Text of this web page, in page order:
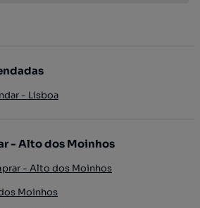
- Lisboa
- Alto dos Moinhos
- Alto dos Moinhos
Moinhos